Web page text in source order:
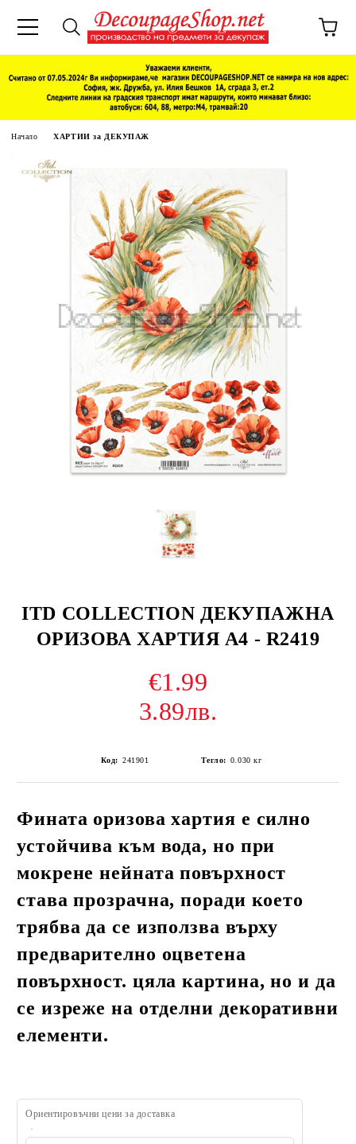
Начало ХАРТИИ за ДЕКУПАЖ
ITD COLLECTION ДЕКУПАЖНА
ОРИЗОВА ХАРТИЯ А4 - R2419
€1.99
3.89лв.
Код: 241901 Тегло: 0.030 кг
Фината оризова хартия е силно
устойчива към вода, но при
мокрене нейната повърхност
става прозрачна, поради което
трябва да се използва върху
предварително оцветена
повърхност. цяла картина, но и да
се изреже на отделни декоративни
елементи.
Ориентировъчни цени за доставка